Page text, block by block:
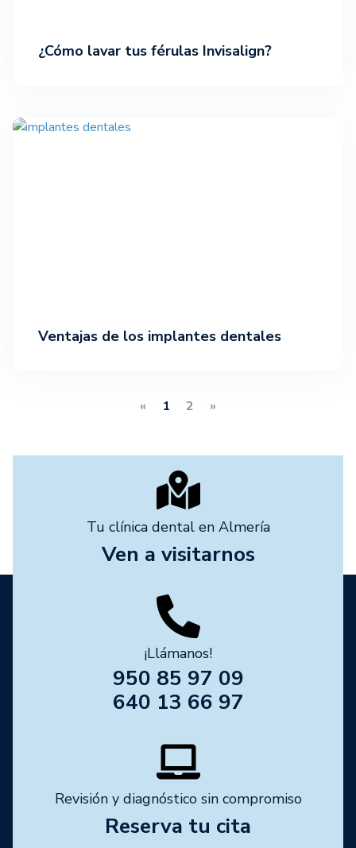
¿Cómo lavar tus férulas Invisalign?
Ventajas de los implantes dentales
« 1 2 »
Tu clínica dental en Almería
Ven a visitarnos
¡Llámanos!
950 85 97 09
640 13 66 97
Revisión y diagnóstico sin compromiso
Reserva tu cita